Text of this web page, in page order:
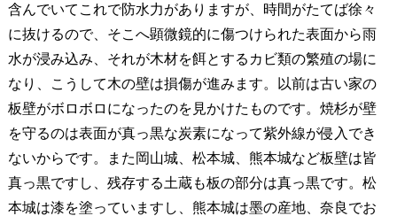
含んでいてこれで防水力がありますが、時間がたてば徐々
に抜けるので、そこへ顕微鏡的に傷つけられた表面から雨
水が浸み込み、それが木材を餌とするカビ類の繁殖の場に
なり、こうして木の壁は損傷が進みます。以前は古い家の
板壁がボロボロになったのを見かけたものです。焼杉が壁
を守るのは表面が真っ黒な炭素になって紫外線が侵入でき
ないからです。また岡山城、松本城、熊本城など板壁は皆
真っ黒ですし、残存する土蔵も板の部分は真っ黒です。松
本城は漆を塗っていますし、熊本城は墨の産地、奈良でお